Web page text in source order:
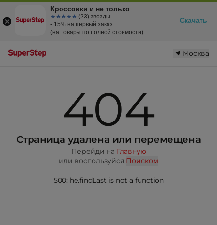
Москва
404
Страница удалена или перемещена
Перейди на Главную
или воспользуйся Поиском
500: he.findLast is not a function
Кроссовки и не только
☆☆☆☆☆
★★★★★ (23) звезды
- 15% на первый заказ
(на товары по полной стоимости)
Скачать